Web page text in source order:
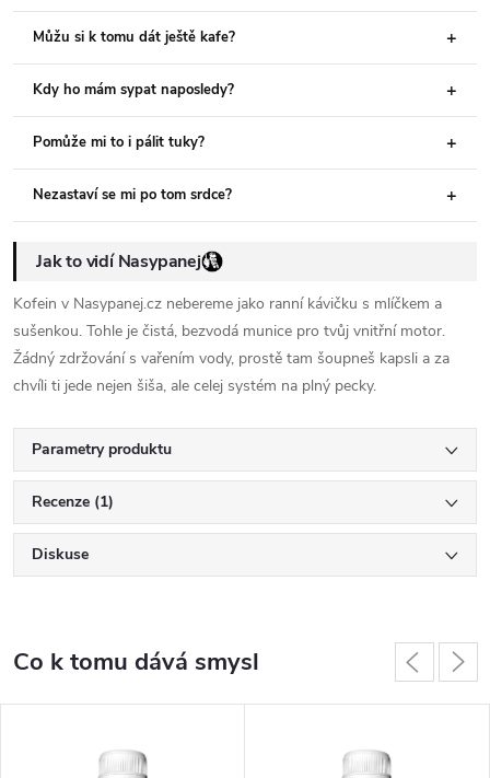
Můžu si k tomu dát ještě kafe?
Kdy ho mám sypat naposledy?
Pomůže mi to i pálit tuky?
Nezastaví se mi po tom srdce?
Jak to vidí Nasypanej
Kofein v Nasypanej.cz nebereme jako ranní kávičku s mlíčkem a
sušenkou. Tohle je čistá, bezvodá munice pro tvůj vnitřní motor.
Žádný zdržování s vařením vody, prostě tam šoupneš kapsli a za
chvíli ti jede nejen šiša, ale celej systém na plný pecky.
Parametry produktu
Recenze (1)
Diskuse
Co k tomu dává smysl